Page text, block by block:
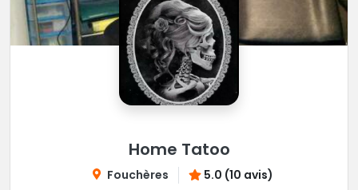
Home Tatoo
Fouchères 5.0 (10 avis)